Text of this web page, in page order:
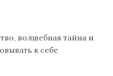
волшебная тайна и
к себе